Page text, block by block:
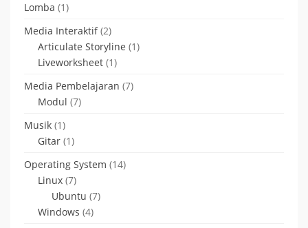
Lomba (1)
Media Interaktif(2)
Articulate Storyline (1)
Liveworksheet (1)
Media Pembelajaran (7)
Modul (7)
Musik (1)
Gitar (1)
Operating System (14)
Linux (7)
Ubuntu (7)
Windows (4)